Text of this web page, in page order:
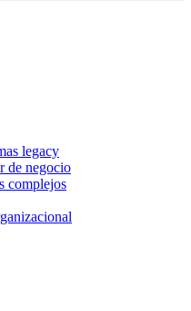
legacy
de negocio
complejos